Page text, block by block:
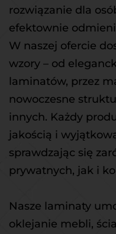
rozwiązanie dla
efektownie
W naszej ofercie
wzory – od
laminatów, przez
nowoczesne
innych. Każdy
jakością i
sprawdzając się
prywatnych, jak i
Nasze laminaty
oklejanie mebli,